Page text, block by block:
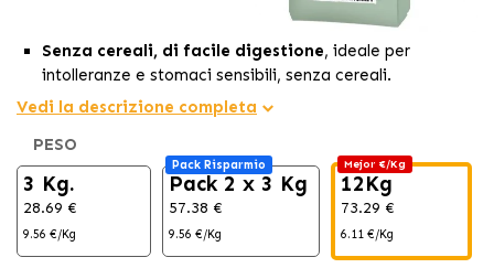
Senza cereali, di facile digestione, ideale per
intolleranze e stomaci sensibili, senza cereali.
77% dicarne fresca di pollo e tacchino
proteine di alta qualità.
Nutrizione completa e salute articolare:
con il 23% di carboidrati, glucosamina e condroitina per
la salute delle articolazioni.
un pelo ottimali.
Vedi la descrizione completa
PESO
3 Kg.
28.69 €
9.56 €/Kg
Pack Risparmio
Pack 2 x 3 Kg
57.38 €
9.56 €/Kg
Mejor €/Kg
12Kg
73.29 €
6.11 €/Kg